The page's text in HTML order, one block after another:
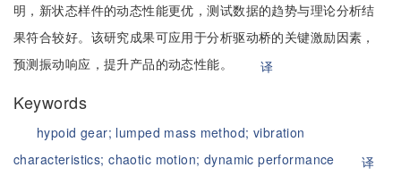
明，新状态样件的动态性能更优，测试数据的趋势与理论分析结
果符合较好。该研究成果可应用于分析驱动桥的关键激励因素，
预测振动响应，提升产品的动态性能。
译
Keywords
hypoid gear; lumped mass method; vibration
characteristics;chaotic motion; dynamic performance 译